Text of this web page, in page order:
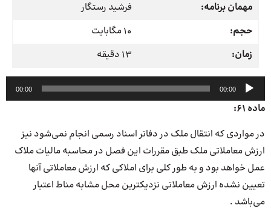
مهمان برنامه:
فرشید رستگار
حجم:
10 مگابایت
زمان:
13 دقیقه
پخش‌کننده
صوت
00:00
00:00
ماده 61:
در مواردی که انتقال ملک در دفاتر اسناد رسمی انجام نمی‌شود نیز
ارزش معاملاتی ملک طبق مقررات این فصل در محاسبه مالیات ملاک
عمل خواهد بود و به طور کلی برای املاکی که ارزش معاملاتی آنها
تعیین نشده ارزش معاملاتی نزدیکترین محل مشابه مناط اعتبار
می‌باشد .